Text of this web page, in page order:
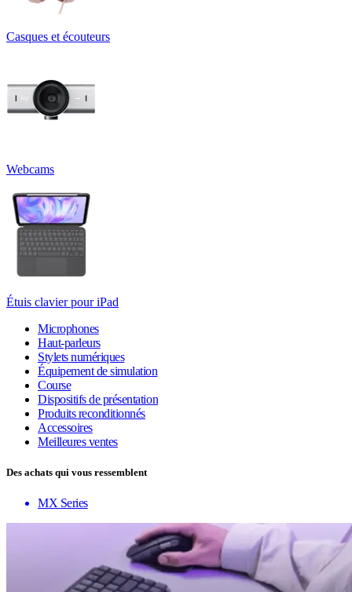
Casques et écouteurs
Webcams
Étuis clavier pour iPad
Microphones
Haut-parleurs
Stylets numériques
Équipement de simulation
Course
Dispositifs de présentation
Produits reconditionnés
Accessoires
Meilleures ventes
Des achats qui vous ressemblent
MX Series